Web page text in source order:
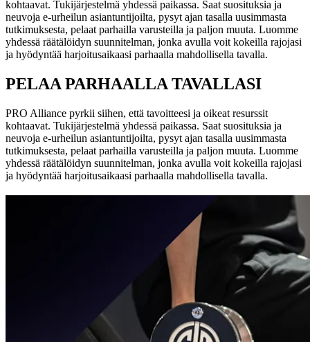
kohtaavat. Tukijärjestelmä yhdessä paikassa. Saat suosituksia ja
neuvoja e-urheilun asiantuntijoilta, pysyt ajan tasalla uusimmasta
tutkimuksesta, pelaat parhailla varusteilla ja paljon muuta. Luomme
yhdessä räätälöidyn suunnitelman, jonka avulla voit kokeilla rajojasi
ja hyödyntää harjoitusaikaasi parhaalla mahdollisella tavalla.
PELAA PARHAALLA TAVALLASI
PRO Alliance pyrkii siihen, että tavoitteesi ja oikeat resurssit
kohtaavat. Tukijärjestelmä yhdessä paikassa. Saat suosituksia ja
neuvoja e-urheilun asiantuntijoilta, pysyt ajan tasalla uusimmasta
tutkimuksesta, pelaat parhailla varusteilla ja paljon muuta. Luomme
yhdessä räätälöidyn suunnitelman, jonka avulla voit kokeilla rajojasi
ja hyödyntää harjoitusaikaasi parhaalla mahdollisella tavalla.